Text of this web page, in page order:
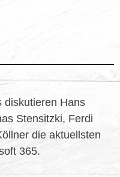
diskutieren Hans
Stensitzki, Ferdi
die aktuellsten
365.